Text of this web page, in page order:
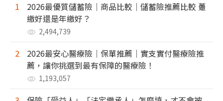
1
2026最優質儲蓄險｜商品比較｜儲蓄險推薦比較 躉
繳好還是年繳好？
2,494,739
2
2026最安心醫療險｜保單推薦｜實支實付醫療險推
薦，讓你挑選到最有保障的醫療險！
1,193,057